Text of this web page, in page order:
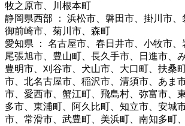
牧之原市、川根本町
静岡県西部 ： 浜松市、磐田市、掛川市、
御前崎市、菊川市、森町
愛知県 ： 名古屋市、春日井市、小牧市、
尾張旭市、豊山町、長久手市、日進市、
豊明市、刈谷市、犬山市、大口町、扶桑
市、北名古屋市、稲沢市、清須市、あま
市、愛西市、蟹江町、飛島村、弥富市、
多市、東浦町、阿久比町、知立市、安城
市、常滑市、武豊町、美浜町、南知多町